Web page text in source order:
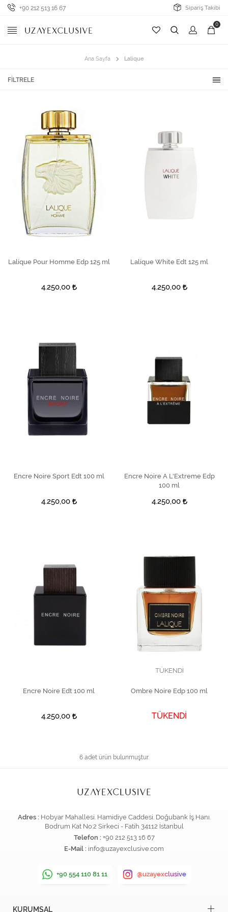
+90 212 513 16 67 Sipariş Takibi
0
Ana Sayfa Lalique
FILTRELE
SEPETE EKLE
Lalique Pour Homme Edp 125 ml
4.250,00
SEPETE EKLE
Lalique White Edt 125 ml
4.250,00
SEPETE EKLE
Encre Noire Sport Edt 100 ml
4.250,00
SEPETE EKLE
Encre Noire A L'Extreme Edp
100 ml
4.250,00
SEPETE EKLE
Encre Noire Edt 100 ml
4.250,00
TÜKENDİ
Ombre Noire Edp 100 ml
TÜKENDİ
6 adet ürün bulunmuştur.
Adres : Hobyar Mahallesi. Hamidiye Caddesi. Doğubank İş Hanı.
Bodrum Kat No:2 Sirkeci - Fatih 34112 İstanbul
Telefon : +90 212 513 16 67
E-Mail : info@uzayexclusive.com
+90 554 110 81 11 @uzayexclusive
KURUMSAL